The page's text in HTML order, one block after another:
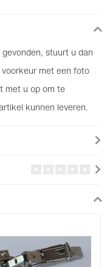
stuurt u dan
voorkeur met een foto
met u op om te
kunnen leveren.